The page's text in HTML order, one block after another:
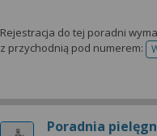
Rejestracja do tej poradni
z przychodnią pod numerem:
Poradnia